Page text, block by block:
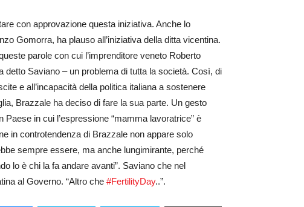
con approvazione questa iniziativa. Anche lo
Gomorra, ha plauso all’iniziativa della ditta vicentina.
parole con cui l’imprenditore veneto Roberto
detto Saviano – un problema di tutta la società. Così, di
e all’incapacità della politica italiana a sostenere
Brazzale ha deciso di fare la sua parte. Un gesto
in cui l’espressione “mamma lavoratrice” è
in controtendenza di Brazzale non appare solo
sempre essere, ma anche lungimirante, perché
lo è chi la fa andare avanti”. Saviano che nel
al Governo. “Altro che #FertilityDay..”.